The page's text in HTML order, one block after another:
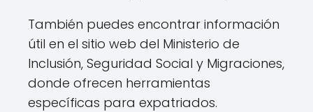
También puedes encontrar información
útil en el sitio web del Ministerio de
Inclusión, Seguridad Social y Migraciones,
donde ofrecen herramientas
específicas para expatriados.